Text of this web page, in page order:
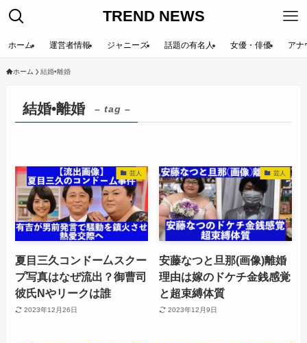
TREND NEWS
ホーム 運営者情報 ジャニーズ 話題の有名人 女優・俳優 アナ
ホーム 結婚•離婚
結婚•離婚 – tag –
芸人
夏目三久コンドー厶スクー
プ写真はなぜ流出？御曹司
彼氏Nやリークは誰
2023年12月26日
芸人
安藤なつと旦那(画像)離婚
理由は嫁のドケチ金銭感覚
と超束縛体質
2023年12月9日